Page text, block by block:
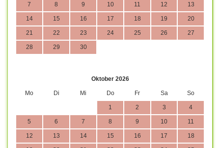
7 8 9 10 11 12 13
14 15 16 17 18 19 20
21 22 23 24 25 26 27
28 29 30
Oktober 2026
Mo Di Mi Do Fr Sa So
1 2 3 4
5 6 7 8 9 10 11
12 13 14 15 16 17 18